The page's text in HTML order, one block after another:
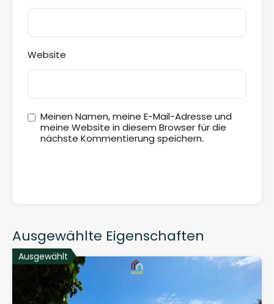
Website
Meinen Namen, meine E-Mail-Adresse und
meine Website in diesem Browser für die
nächste Kommentierung speichern.
Ausgewählte Eigenschaften
Ausgewählt